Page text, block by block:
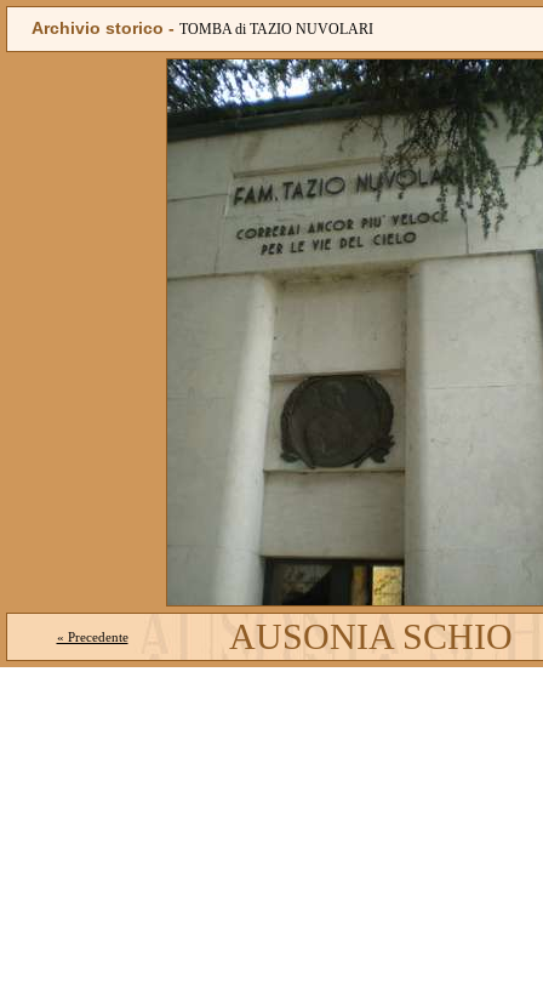
Archivio storico - TOMBA di TAZIO NUVOLARI
« Precedente AUSONIA SCHIO